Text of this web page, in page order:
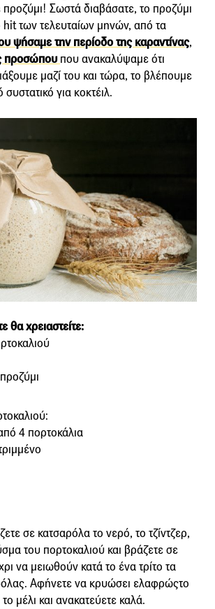
προζύμι! Σωστά διαβάσατε, το προζύμι
hit των τελευταίων μηνών, από τα
ψήσαμε την περίοδο της καραντίνας,
προσώπου που ανακαλύψαμε ότι
μαζί του και τώρα, το βλέπουμε
συστατικό για κοκτέιλ.
θα χρειαστείτε:
4 πορτοκάλια
σε κατσαρόλα το νερό, το τζίντζερ,
του πορτοκαλιού και βράζετε σε
να μειωθούν κατά το ένα τρίτο τα
Αφήνετε να κρυώσει ελαφρώςτο
μέλι και ανακατεύετε καλά.